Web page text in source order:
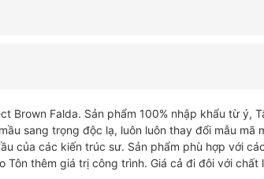
Brown Falda. Sản phẩm 100% nhập khẩu từ ý,
sang trọng độc lạ, luôn luôn thay đổi mẫu mã
của các kiến trúc sư. Sản phẩm phù hợp với
Tôn thêm giá trị công trình. Giá cả đi đôi với chất